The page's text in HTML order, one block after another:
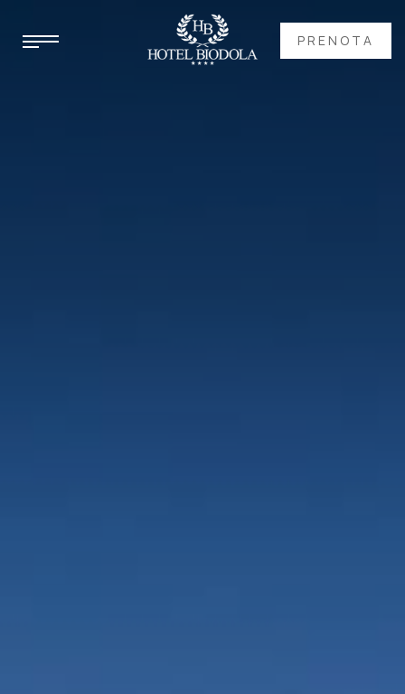
PRENOTA